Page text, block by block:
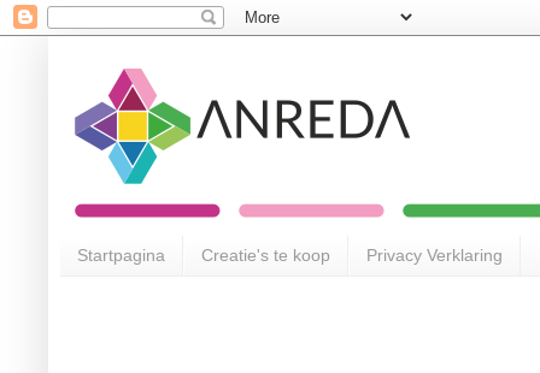
Startpagina Creatie's te koop Privacy Verklaring